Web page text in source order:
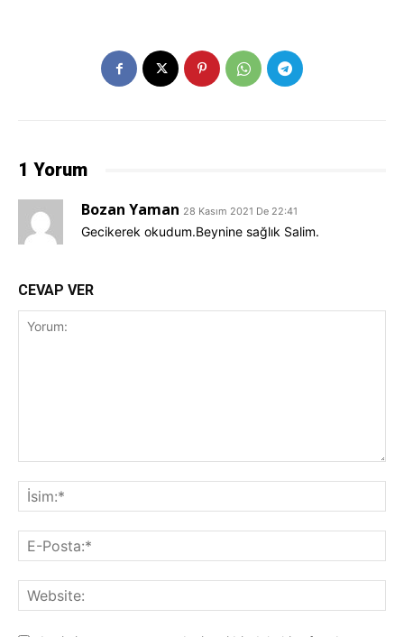
1 Yorum
Bozan Yaman 28 Kasım 2021 De 22:41
Gecikerek okudum.Beynine sağlık Salim.
CEVAP VER